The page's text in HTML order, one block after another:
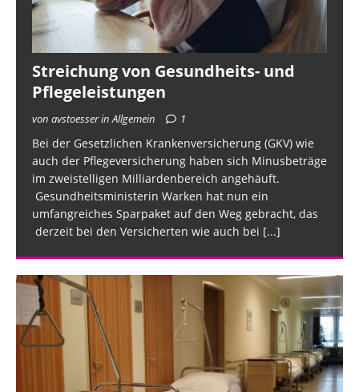
Streichung von Gesundheits- und
Pflegeleistungen
von avstoesser in Allgemein 1
Bei der Gesetzlichen Krankenversicherung (GKV) wie
auch der Pflegeversicherung haben sich Minusbeträge
im zweistelligen Milliardenbereich angehäuft.
Gesundheitsministerin Warken hat nun ein
umfangreiches Sparpaket auf den Weg gebracht, das
derzeit bei den Versicherten wie auch bei [...]